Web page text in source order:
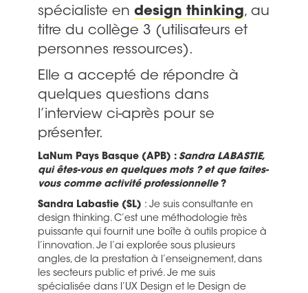
spécialiste en design thinking, au
titre du collège 3 (utilisateurs et
personnes ressources).
Elle a accepté de répondre à
quelques questions dans
l’interview ci-après pour se
présenter.
LaNum Pays Basque (APB) : Sandra LABASTIE,
qui êtes-vous en quelques mots ? et que faites-
vous comme activité professionnelle ?
Sandra Labastie (SL) : Je suis consultante en
design thinking. C’est une méthodologie très
puissante qui fournit une boîte à outils propice à
l’innovation. Je l’ai explorée sous plusieurs
angles, de la prestation à l’enseignement, dans
les secteurs public et privé. Je me suis
spécialisée dans l’UX Design et le Design de